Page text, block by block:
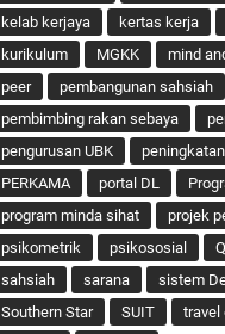
kelab kerjaya
kertas kerja
kurikulum
MGKK
mind
peer
pembangunan sahsiah
pembimbing rakan sebaya
pengurusan UBK
PERKAMA
portal DL
program minda sihat
projek
psikometrik
psikososial
sahsiah
sarana
sistem
Southern Star
SUIT
travel